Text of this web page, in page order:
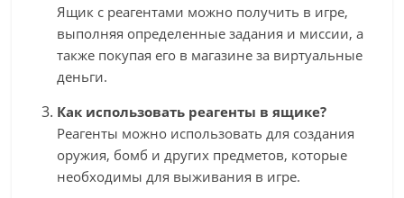
Ящик с реагентами можно получить в игре,
выполняя определенные задания и миссии, а
также покупая его в магазине за виртуальные
деньги.
Как использовать реагенты в ящике?
Реагенты можно использовать для создания
оружия, бомб и других предметов, которые
необходимы для выживания в игре.